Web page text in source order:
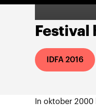
IDFA 2016
In oktober